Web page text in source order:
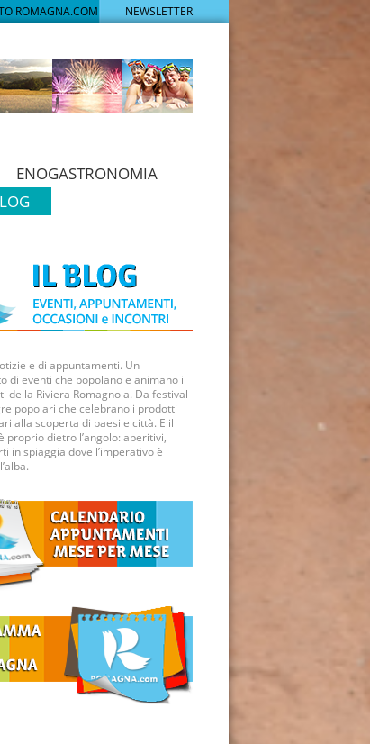
ROMAGNA.COM NEWSLETTER
ENOGASTRONOMIA
e di appuntamenti. Un
di eventi che popolano e animano i
della Riviera Romagnola. Da festival
popolari che celebrano i prodotti
alla scoperta di paesi e città. E il
proprio dietro l’angolo: aperitivi,
in spiaggia dove l’imperativo è